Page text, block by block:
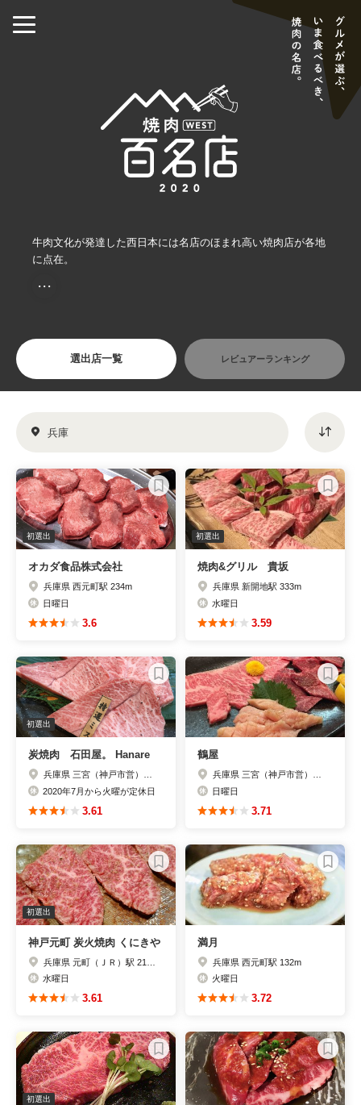
牛肉文化が発達した西日本には名店のほまれ高い焼肉店が各地
に点在。
・・・
選出店一覧 レビュアーランキング
兵庫
初選出
オカダ食品株式会社
兵庫県 西元町駅 234m
日曜日
3.6
初選出
焼肉&グリル 貴坂
兵庫県 新開地駅 333m
水曜日
3.59
初選出
炭焼肉 石田屋。 Hanare
2020年7月から火曜が定休日
3.61
鶴屋
日曜日
3.71
初選出
神戸元町 炭火焼肉 くにきや
水曜日
3.61
満月
兵庫県 西元町駅 132m
火曜日
3.72
初選出